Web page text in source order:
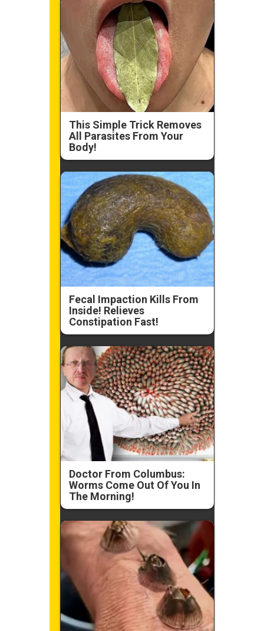
This Simple Trick Removes
All Parasites From Your
Body!
Fecal Impaction Kills From
Inside! Relieves
Constipation Fast!
Doctor From Columbus:
Worms Come Out Of You In
The Morning!